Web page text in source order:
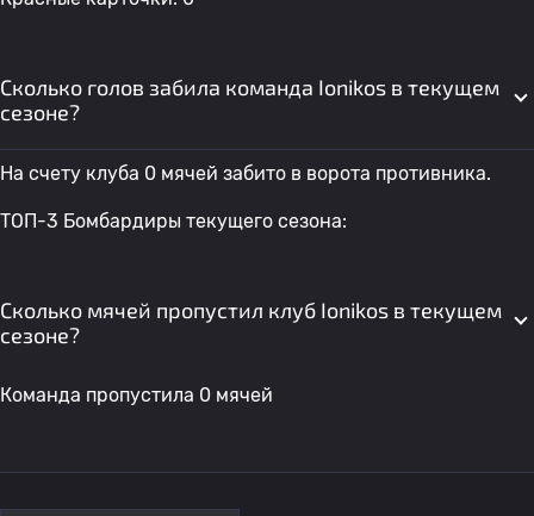
Сколько голов забила команда Ionikos в текущем
сезоне?
На счету клуба 0 мячей забито в ворота противника.
ТОП-3 Бомбардиры текущего сезона:
Сколько мячей пропустил клуб Ionikos в текущем
сезоне?
Команда пропустила 0 мячей